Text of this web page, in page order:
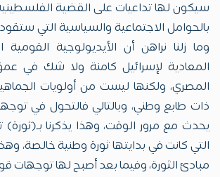
سيكون لها تداعيات على القضية
بالحوامل الاجتماعية والسياسية التي ستقود
وما زلنا نراهن أن الأيديولوجية القومية
المعادية لإسرائيل كامنة ولا شك في
المصري، ولكنها ليست من أولويات
ذات طابع وطني، وبالتالي فالتحول في
التي كانت في بدايتها ثورة وطنية خالصة،
مبادئ الثورة، وفيما بعد أصبح لها توجهات